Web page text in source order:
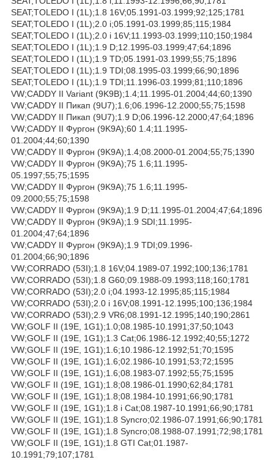
SEAT;TOLEDO I (1L);1.8 16V;05.1991-03.1999;92;125;1781
SEAT;TOLEDO I (1L);2.0 i;05.1991-03.1999;85;115;1984
SEAT;TOLEDO I (1L);2.0 i 16V;11.1993-03.1999;110;150;1984
SEAT;TOLEDO I (1L);1.9 D;12.1995-03.1999;47;64;1896
SEAT;TOLEDO I (1L);1.9 TD;05.1991-03.1999;55;75;1896
SEAT;TOLEDO I (1L);1.9 TDI;08.1995-03.1999;66;90;1896
SEAT;TOLEDO I (1L);1.9 TDI;11.1996-03.1999;81;110;1896
VW;CADDY II Variant (9K9B);1.4;11.1995-01.2004;44;60;1390
VW;CADDY II Пикап (9U7);1.6;06.1996-12.2000;55;75;1598
VW;CADDY II Пикап (9U7);1.9 D;06.1996-12.2000;47;64;1896
VW;CADDY II Фургон (9K9A);60 1.4;11.1995-
01.2004;44;60;1390
VW;CADDY II Фургон (9K9A);1.4;08.2000-01.2004;55;75;1390
VW;CADDY II Фургон (9K9A);75 1.6;11.1995-
05.1997;55;75;1595
VW;CADDY II Фургон (9K9A);75 1.6;11.1995-
09.2000;55;75;1598
VW;CADDY II Фургон (9K9A);1.9 D;11.1995-01.2004;47;64;1896
VW;CADDY II Фургон (9K9A);1.9 SDI;11.1995-
01.2004;47;64;1896
VW;CADDY II Фургон (9K9A);1.9 TDI;09.1996-
01.2004;66;90;1896
VW;CORRADO (53I);1.8 16V;04.1989-07.1992;100;136;1781
VW;CORRADO (53I);1.8 G60;09.1988-09.1993;118;160;1781
VW;CORRADO (53I);2.0 i;04.1993-12.1995;85;115;1984
VW;CORRADO (53I);2.0 i 16V;08.1991-12.1995;100;136;1984
VW;CORRADO (53I);2.9 VR6;08.1991-12.1995;140;190;2861
VW;GOLF II (19E, 1G1);1.0;08.1985-10.1991;37;50;1043
VW;GOLF II (19E, 1G1);1.3 Cat;06.1986-12.1992;40;55;1272
VW;GOLF II (19E, 1G1);1.6;10.1986-12.1992;51;70;1595
VW;GOLF II (19E, 1G1);1.6;02.1986-10.1991;53;72;1595
VW;GOLF II (19E, 1G1);1.6;08.1983-07.1992;55;75;1595
VW;GOLF II (19E, 1G1);1.8;08.1986-01.1990;62;84;1781
VW;GOLF II (19E, 1G1);1.8;08.1984-10.1991;66;90;1781
VW;GOLF II (19E, 1G1);1.8 i Cat;08.1987-10.1991;66;90;1781
VW;GOLF II (19E, 1G1);1.8 Syncro;02.1986-07.1991;66;90;1781
VW;GOLF II (19E, 1G1);1.8 Syncro;08.1988-07.1991;72;98;1781
VW;GOLF II (19E, 1G1);1.8 GTI Cat;01.1987-
10.1991;79;107;1781